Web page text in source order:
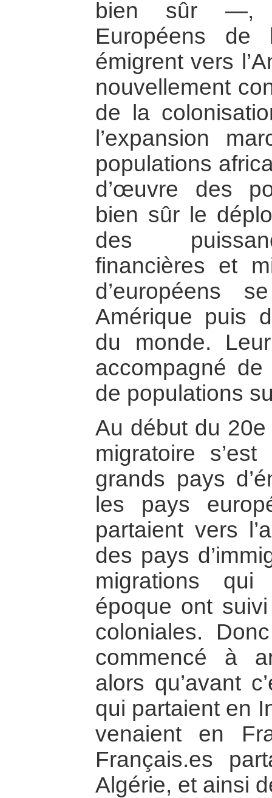
bien sûr —,
Européens de
émigrent vers
nouvellement
de la
l’expansion
populations
d’œuvre des
bien sûr le
des
financières et
d’européens
Amérique puis
du monde.
accompagné
de populations
Au début du
migratoire
grands pays
les pays
partaient vers
des pays
migrations
époque ont
coloniales.
commencé à
alors qu’avant
qui partaient en
venaient en
Français.es
Algérie, et ainsi